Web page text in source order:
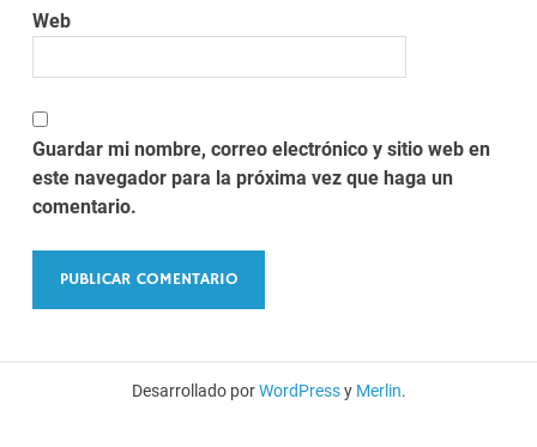
Web
Guardar mi nombre, correo electrónico y sitio web en
este navegador para la próxima vez que haga un
comentario.
Desarrollado porWordPressy Merlin.